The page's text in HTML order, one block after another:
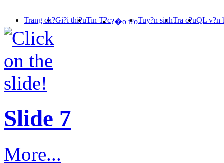
Trang ch?Gi?i thi?uTin T?c?�o t?oTuy?n sinhTra c?uQL v?n
Slide 7
More...